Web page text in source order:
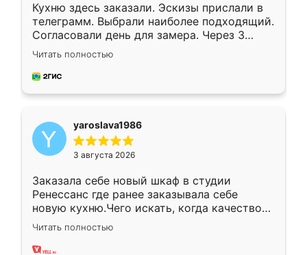
Кухню здесь заказали. Эскизы прислали в
телеграмм. Выбрали наиболее подходящий.
Согласовали день для замера. Через 3
недели кухня была уже готова. Остались
довольны работой. Спасибо Ренессанс
мебель за качественную работу!
Читать полностью
yaroslava1986
3 августа 2026
Заказала себе новый шкаф в студии
Ренессанс где ранее заказывала себе
новую кухню.Чего искать, когда качеством
вполне довольна. Служит кухня уже почти
два года, нареканий нет.
Читать полностью